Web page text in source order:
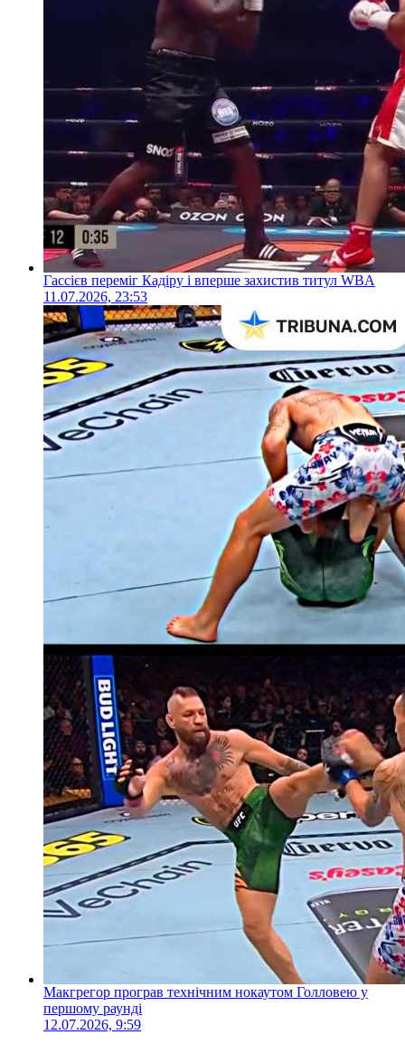
Гассієв переміг Кадіру і вперше захистив титул WBA
11.07.2026, 23:53
Макгрегор програв технічним нокаутом Голловею у
першому раунді
12.07.2026, 9:59